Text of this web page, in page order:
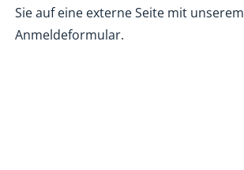
Sie auf eine externe Seite mit unserem
Anmeldeformular.